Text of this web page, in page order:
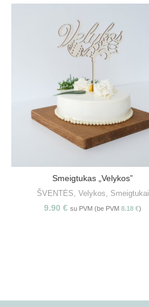
Į KREPŠELĮ
Smeigtukas „Velykos”
ŠVENTĖS, Velykos, Smeigtukai
9.90€ su PVM (be PVM8.18€)